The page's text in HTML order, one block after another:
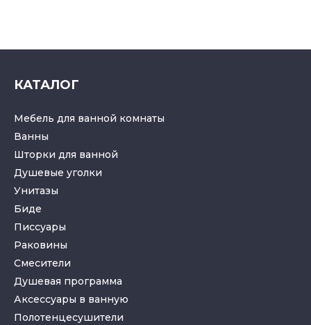
КАТАЛОГ
Мебель для ванной комнаты
Ванны
Шторки для ванной
Душевые уголки
Унитазы
Биде
Писсуары
Раковины
Смесители
Душевая программа
Аксессуары в ванную
Полотенцесушители